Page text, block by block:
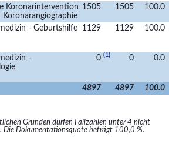
Koronarintervention
Koronarangiographie
1505 1505 100.0
- Geburtshilfe 1129 1129 100.0
-
0 (1) 0 0.0
4897 4897 100.0
Gründen dürfen Fallzahlen unter 4 nicht
Die Dokumentationsquote beträgt 100,0 %.